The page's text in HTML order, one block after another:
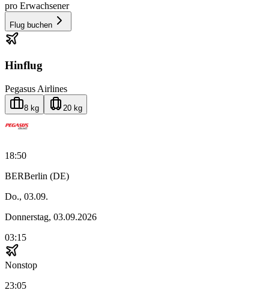
pro Erwachsener
Flug buchen
Hinflug
Pegasus Airlines
8 kg 20 kg
18:50
BERBerlin (DE)
Do., 03.09.
Donnerstag, 03.09.2026
03:15
Nonstop
23:05